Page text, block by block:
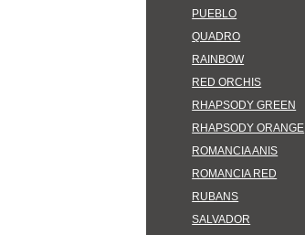
PUEBLO
QUADRO
RAINBOW
RED ORCHIS
RHAPSODY GREEN
RHAPSODY ORANGE
ROMANCIA ANIS
ROMANCIA RED
RUBANS
SALVADOR